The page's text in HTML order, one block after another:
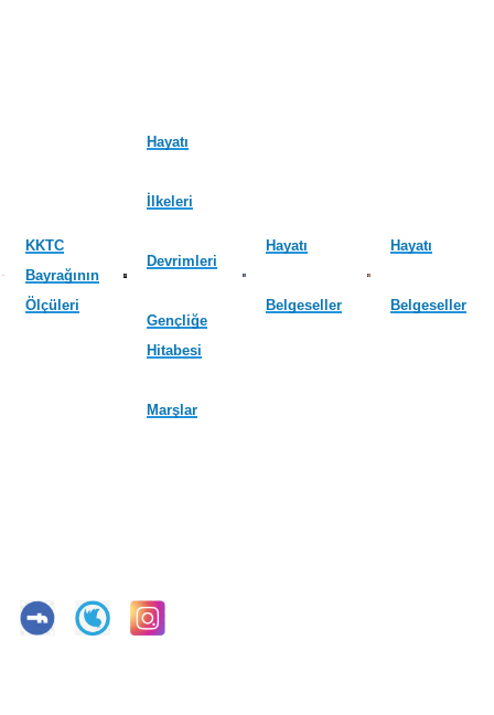
KKTC
Bayrağının
Ölçüleri
Hayatı
İlkeleri
Devrimleri
Gençliğe
Hitabesi
Marşlar
Hayatı
Belgeseller
Hayatı
Belgeseller